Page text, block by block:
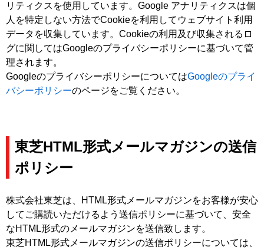
リティクスを使用しています。Google アナリティクスは個
人を特定しない方法でCookieを利用してウェブサイト利用
データを収集しています。Cookieの利用及び収集されるロ
グに関してはGoogleのプライバシーポリシーに基づいて管
理されます。
GoogleのプライバシーポリシーについてはGoogleのプライ
バシーポリシーのページをご覧ください。
東芝HTML形式メールマガジンの送信
ポリシー
株式会社東芝は、HTML形式メールマガジンをお客様が安心
してご購読いただけるよう送信ポリシーに基づいて、安全
なHTML形式のメールマガジンを送信致します。
東芝HTML形式メールマガジンの送信ポリシーについては、